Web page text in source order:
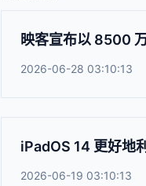
映客宣布以 8500
2026-06-28 03:10:13
iPadOS 14 更好地
2026-06-19 03:10:13